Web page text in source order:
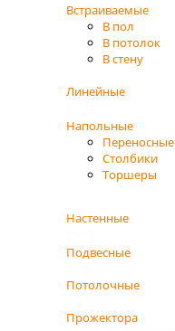
Встраиваемые
В пол
В потолок
В стену
Линейные
Напольные
Переносные
Столбики
Торшеры
Настенные
Подвесные
Потолочные
Прожектора